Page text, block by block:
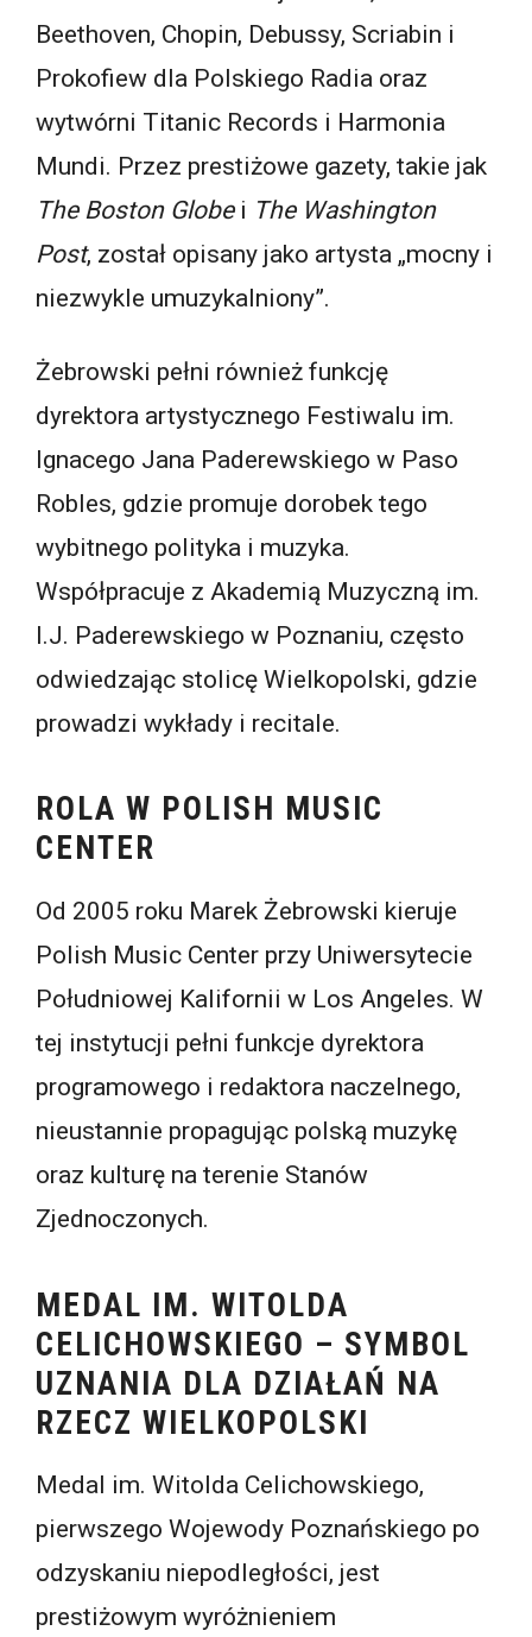
Beethoven, Chopin, Debussy, Scriabin i
Prokofiew dla Polskiego Radia oraz
wytwórni Titanic Records i Harmonia
Mundi. Przez prestiżowe gazety, takie jak
The Boston Globei The Washington
Post, został opisany jako artysta „mocny i
niezwykle umuzykalniony”.
Żebrowski pełni również funkcję
dyrektora artystycznego Festiwalu im.
Ignacego Jana Paderewskiego w Paso
Robles, gdzie promuje dorobek tego
wybitnego polityka i muzyka.
Współpracuje z Akademią Muzyczną im.
I.J. Paderewskiego w Poznaniu, często
odwiedzając stolicę Wielkopolski, gdzie
prowadzi wykłady i recitale.
ROLA W POLISH MUSIC
CENTER
Od 2005 roku Marek Żebrowski kieruje
Polish Music Center przy Uniwersytecie
Południowej Kalifornii w Los Angeles. W
tej instytucji pełni funkcje dyrektora
programowego i redaktora naczelnego,
nieustannie propagując polską muzykę
oraz kulturę na terenie Stanów
Zjednoczonych.
MEDAL IM. WITOLDA
CELICHOWSKIEGO – SYMBOL
UZNANIA DLA DZIAŁAŃ NA
RZECZ WIELKOPOLSKI
Medal im. Witolda Celichowskiego,
pierwszego Wojewody Poznańskiego po
odzyskaniu niepodległości, jest
prestiżowym wyróżnieniem